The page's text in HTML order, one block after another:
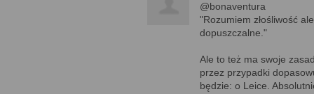
@bonaventura
"Rozumiem złośliwość
dopuszczalne."
Ale to też ma swoje
przez przypadki
będzie: o Leice.